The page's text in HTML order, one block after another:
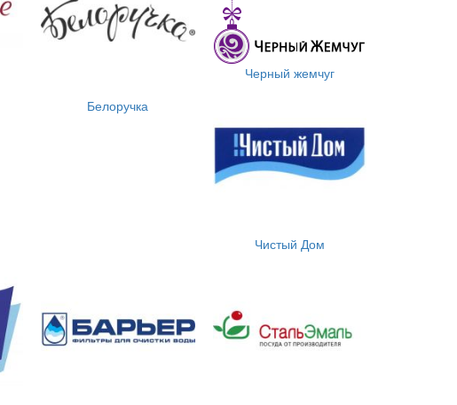
Белоручка
Черный жемчуг
Чистый Дом